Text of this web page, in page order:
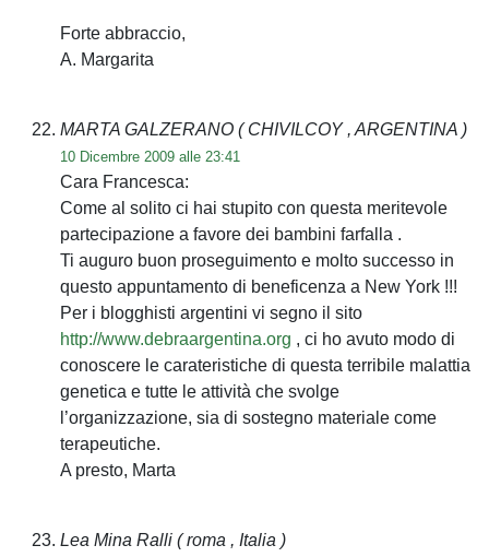
Forte abbraccio,
A. Margarita
MARTA GALZERANO ( CHIVILCOY , ARGENTINA )
10 Dicembre 2009 alle 23:41
Cara Francesca:
Come al solito ci hai stupito con questa meritevole
partecipazione a favore dei bambini farfalla .
Ti auguro buon proseguimento e molto successo in
questo appuntamento di beneficenza a New York !!!
Per i blogghisti argentini vi segno il sito
http://www.debraargentina.org , ci ho avuto modo di
conoscere le carateristiche di questa terribile malattia
genetica e tutte le attività che svolge
l’organizzazione, sia di sostegno materiale come
terapeutiche.
A presto, Marta
Lea Mina Ralli ( roma , Italia )